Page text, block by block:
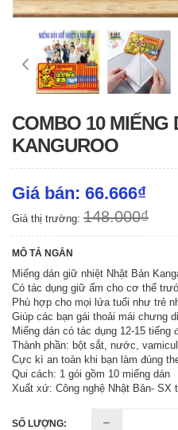
COMBO 10 MIẾNG
KANGUROO
Giá bán: 66.666₫
Giá thị trường: 148.000₫
MÔ TẢ NGẮN
Miếng dán giữ nhiệt Nhật Bản
Có tác dụng giữ ấm cho cơ thể
Phù hợp cho mọi lứa tuổi như trẻ
Giúp các bạn gái thoải mái chưng
Miếng dán có tác dụng 12-15 tiếng
Thành phần: bột sắt, nước,
Cực kì an toàn khi bạn làm đúng
Qui cách: 1 gói gồm 10 miếng dán
Xuất xứ: Công nghệ Nhật Bản- SX
SỐ LƯỢNG: